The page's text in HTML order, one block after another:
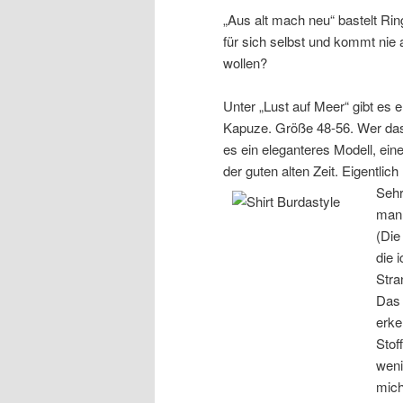
„Aus alt mach neu“ bastelt
für sich selbst und kommt nie
wollen?
Unter „Lust auf Meer“ gibt es
Kapuze. Größe 48-56. Wer
es ein eleganteres Modell,
der guten alten Zeit.
die